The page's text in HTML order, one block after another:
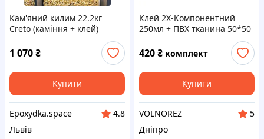
Кам'яний килим 22.2кг
Creto (каміння + клей)
1 070₴
Купити
Epoxydka.space
4.8
Львів
Клей 2Х-Компонентний
250мл + ПВХ тканина 50*50
см. Ремонтний набір для
лодок човнів
420₴ комплект
Купити
VOLNOREZ
5
Дніпро